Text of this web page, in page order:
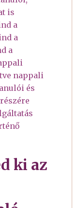
is
a
a
a
nappali
és
ki az